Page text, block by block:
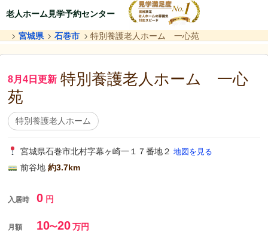
老人ホーム見学予約センター
宮城県 石巻市 特別養護老人ホーム 一心苑
8月4日更新 特別養護老人ホーム 一心
苑
特別養護老人ホーム
宮城県石巻市北村字幕ヶ崎一１７番地２ 地図を見る
前谷地 約3.7km
入居時 0円
月額 10〜20万円